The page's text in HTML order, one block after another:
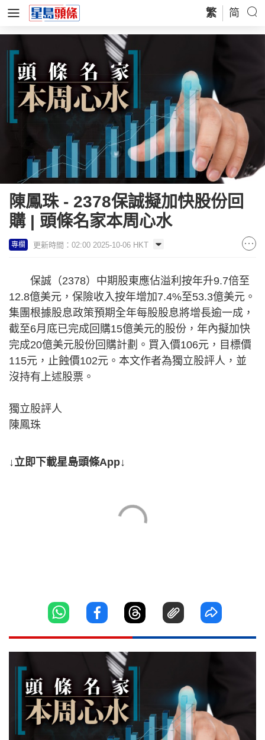
繁 简
陳鳳珠 - 2378保誠擬加快股份回
購 | 頭條名家本周心水
專欄 更新時間：02:00 2025-10-06 HKT
保誠（2378）中期股東應佔溢利按年升9.7倍至
12.8億美元，保險收入按年增加7.4%至53.3億美元。
集團根據股息政策預期全年每股股息將增長逾一成，
截至6月底已完成回購15億美元的股份，年內擬加快
完成20億美元股份回購計劃。買入價106元，目標價
115元，止蝕價102元。本文作者為獨立股評人，並
沒持有上述股票。
獨立股評人
陳鳳珠
↓立即下載星島頭條App↓